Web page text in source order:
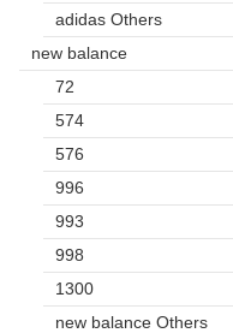
adidas Others
new balance
72
574
576
996
993
998
1300
new balance Others